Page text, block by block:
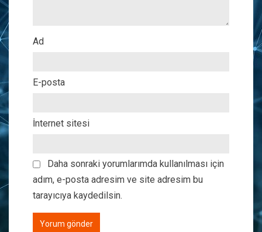
Ad
E-posta
İnternet sitesi
Daha sonraki yorumlarımda kullanılması için
adım, e-posta adresim ve site adresim bu
tarayıcıya kaydedilsin.